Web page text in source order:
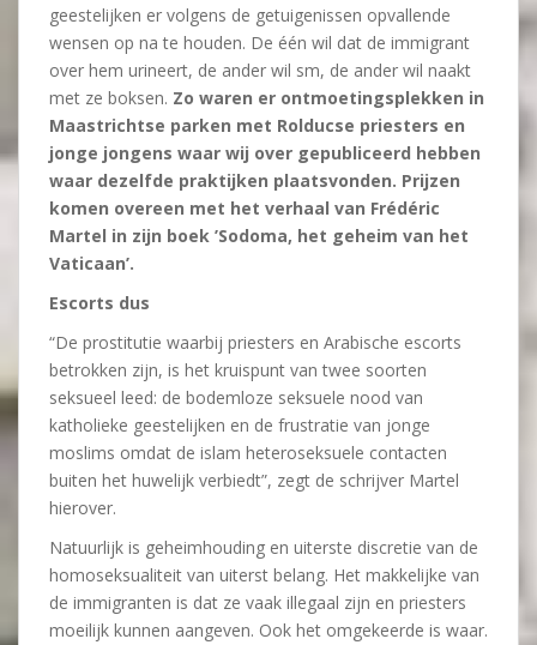
geestelijken er volgens de getuigenissen opvallende
wensen op na te houden. De één wil dat de immigrant
over hem urineert, de ander wil sm, de ander wil naakt
met ze boksen. Zo waren er ontmoetingsplekken in
Maastrichtse parken met Rolducse priesters en
jonge jongens waar wij over gepubliceerd hebben
waar dezelfde praktijken plaatsvonden. Prijzen
komen overeen met het verhaal van Frédéric
Martel in zijn boek ’Sodoma, het geheim van het
Vaticaan’.
Escorts dus
“De prostitutie waarbij priesters en Arabische escorts
betrokken zijn, is het kruispunt van twee soorten
seksueel leed: de bodemloze seksuele nood van
katholieke geestelijken en de frustratie van jonge
moslims omdat de islam heteroseksuele contacten
buiten het huwelijk verbiedt”, zegt de schrijver Martel
hierover.
Natuurlijk is geheimhouding en uiterste discretie van de
homoseksualiteit van uiterst belang. Het makkelijke van
de immigranten is dat ze vaak illegaal zijn en priesters
moeilijk kunnen aangeven. Ook het omgekeerde is waar.